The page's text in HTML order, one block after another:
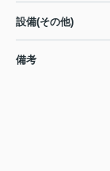
設備(その他)
備考